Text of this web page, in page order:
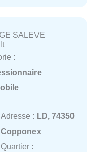
SALEVE
:
Adresse : LD, 74350
Copponex
Quartier :